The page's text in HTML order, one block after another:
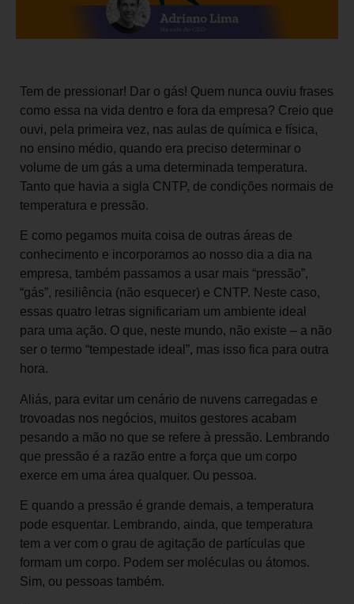
Tem de pressionar! Dar o gás! Quem nunca ouviu frases
como essa na vida dentro e fora da empresa? Creio que
ouvi, pela primeira vez, nas aulas de química e física,
no ensino médio, quando era preciso determinar o
volume de um gás a uma determinada temperatura.
Tanto que havia a sigla CNTP, de condições normais de
temperatura e pressão.
E como pegamos muita coisa de outras áreas de
conhecimento e incorporamos ao nosso dia a dia na
empresa, também passamos a usar mais “pressão”,
“gás”, resiliência (não esquecer) e CNTP. Neste caso,
essas quatro letras significariam um ambiente ideal
para uma ação. O que, neste mundo, não existe – a não
ser o termo “tempestade ideal”, mas isso fica para outra
hora.
Aliás, para evitar um cenário de nuvens carregadas e
trovoadas nos negócios, muitos gestores acabam
pesando a mão no que se refere à pressão. Lembrando
que pressão é a razão entre a força que um corpo
exerce em uma área qualquer. Ou pessoa.
E quando a pressão é grande demais, a temperatura
pode esquentar. Lembrando, ainda, que temperatura
tem a ver com o grau de agitação de partículas que
formam um corpo. Podem ser moléculas ou átomos.
Sim, ou pessoas também.